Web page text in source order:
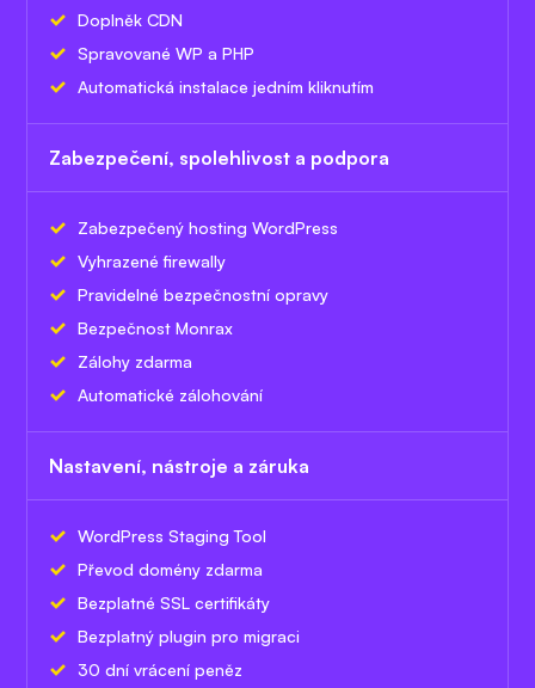
Doplněk CDN
Spravované WP a PHP
Automatická instalace jedním kliknutím
Zabezpečení, spolehlivost a podpora
Zabezpečený hosting WordPress
Vyhrazené firewally
Pravidelné bezpečnostní opravy
Bezpečnost Monrax
Zálohy zdarma
Automatické zálohování
Nastavení, nástroje a záruka
WordPress Staging Tool
Převod domény zdarma
Bezplatné SSL certifikáty
Bezplatný plugin pro migraci
30 dní vrácení peněz